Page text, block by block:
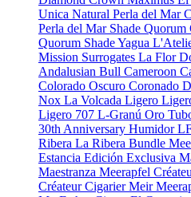
Unica Natural Perla del Mar
Perla del Mar Shade Quorum
Quorum ShadeYagua
Mission Surrogates La Flor
Andalusian Bull Cameroon
Colorado Oscuro Coronado
Nox La Volcada Ligero
Ligero 707 L-Granú Oro
30th Anniversary Humidor
Ribera La Ribera Bundle
Estancia Edición Exclusiva
Maestranza Meerapfel
Créateur Cigarier Meir